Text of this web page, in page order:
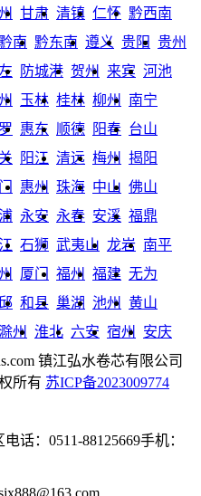
甘肃 清镇 仁怀 黔西南
南 黔东南 遵义 贵阳 贵州
防城港 贺州 来宾 河池
玉林 桂林 柳州
南宁
惠东 顺德 阳春 台山
阳江 清远 梅州
揭阳
惠州 珠海 中山 佛山
永安 永春 安溪 福鼎
石狮 武夷山 龙岩 南平
厦门 福州 福建 无为
和县 巢湖 池州
黄山
州 淮北 六安 宿州
安庆
镇江弘水卷芯有限公司
所有 苏ICP备2023009774
电话：0511-88125669手机：